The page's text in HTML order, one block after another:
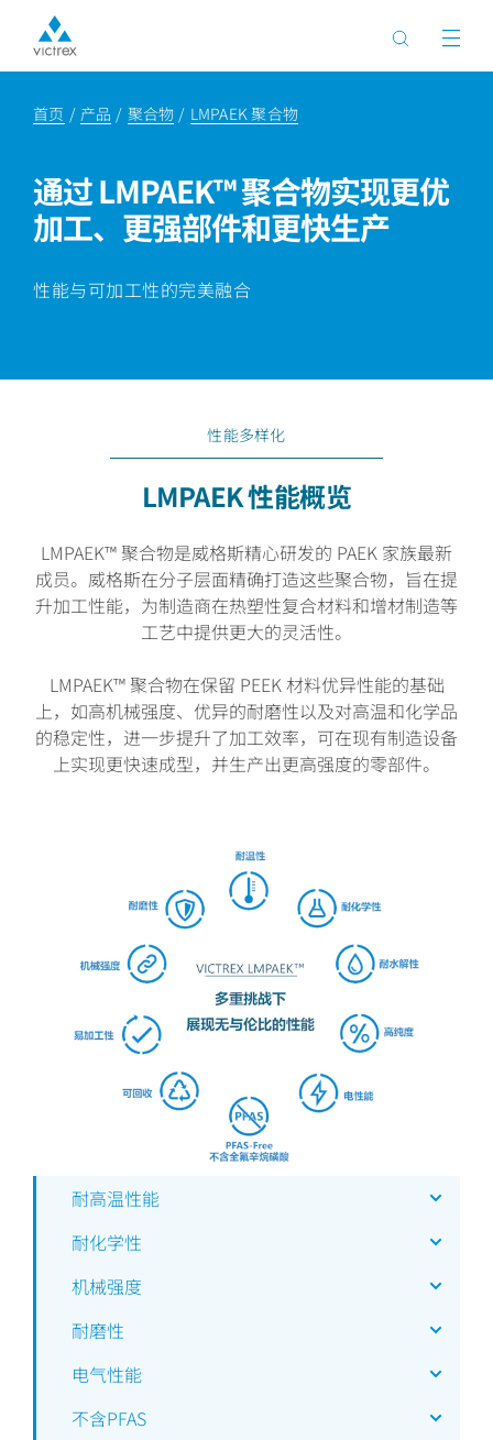
首页 产品 聚合物 LMPAEK 聚合物
通过 LMPAEK™ 聚合物实现更优
加工、更强部件和更快生产
性能与可加工性的完美融合
性能多样化
LMPAEK 性能概览
LMPAEK™ 聚合物是威格斯精心研发的 PAEK 家族最新
成员。威格斯在分子层面精确打造这些聚合物，旨在提
升加工性能，为制造商在热塑性复合材料和增材制造等
工艺中提供更大的灵活性。
LMPAEK™ 聚合物在保留 PEEK 材料优异性能的基础
上，如高机械强度、优异的耐磨性以及对高温和化学品
的稳定性，进一步提升了加工效率，可在现有制造设备
上实现更快速成型，并生产出更高强度的零部件。
耐高温性能
耐化学性
机械强度
耐磨性
电气性能
不含PFAS